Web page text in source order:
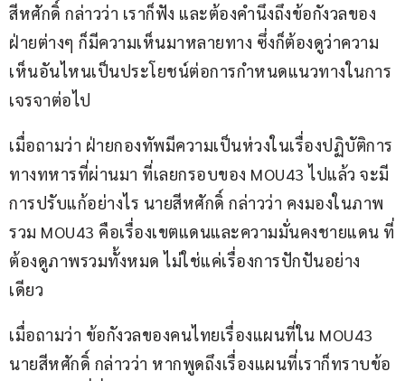
สีหศักดิ์ กล่าวว่า เราก็ฟัง และต้องคำนึงถึงข้อกังวลของ
ฝ่ายต่างๆ ก็มีความเห็นมาหลายทาง ซึ่งก็ต้องดูว่าความ
เห็นอันไหนเป็นประโยชน์ต่อการกำหนดแนวทางในการ
เจรจาต่อไป
เมื่อถามว่า ฝ่ายกองทัพมีความเป็นห่วงในเรื่องปฏิบัติการ
ทางทหารที่ผ่านมา ที่เลยกรอบของ MOU43 ไปแล้ว จะมี
การปรับแก้อย่างไร นายสีหศักดิ์ กล่าวว่า คงมองในภาพ
รวม MOU43 คือเรื่องเขตแดนและความมั่นคงชายแดน ที่
ต้องดูภาพรวมทั้งหมด ไม่ใช่แค่เรื่องการปักปันอย่าง
เดียว
เมื่อถามว่า ข้อกังวลของคนไทยเรื่องแผนที่ใน MOU43
นายสีหศักดิ์ กล่าวว่า หากพูดถึงเรื่องแผนที่เราก็ทราบข้อ